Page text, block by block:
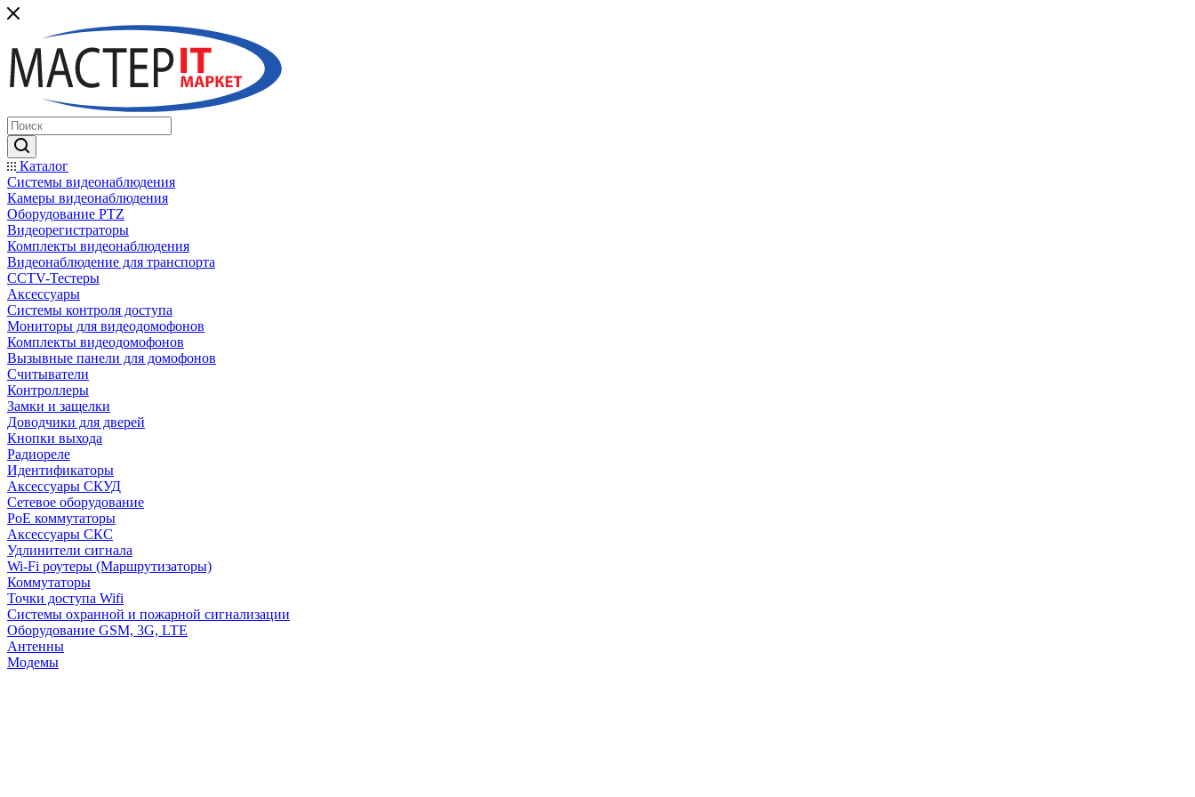
Каталог
Системы видеонаблюдения
Камеры видеонаблюдения
Оборудование PTZ
Видеорегистраторы
Комплекты видеонаблюдения
Видеонаблюдение для транспорта
CCTV-Тестеры
Аксессуары
Системы контроля доступа
Мониторы для видеодомофонов
Комплекты видеодомофонов
Вызывные панели для домофонов
Считыватели
Контроллеры
Замки и защелки
Доводчики для дверей
Кнопки выхода
Радиореле
Идентификаторы
Аксессуары СКУД
Сетевое оборудование
PoE коммутаторы
Аксессуары СКС
Удлинители сигнала
Wi-Fi роутеры (Маршрутизаторы)
Коммутаторы
Точки доступа Wifi
Системы охранной и пожарной сигнализации
Оборудование GSM, 3G, LTE
Антенны
Модемы